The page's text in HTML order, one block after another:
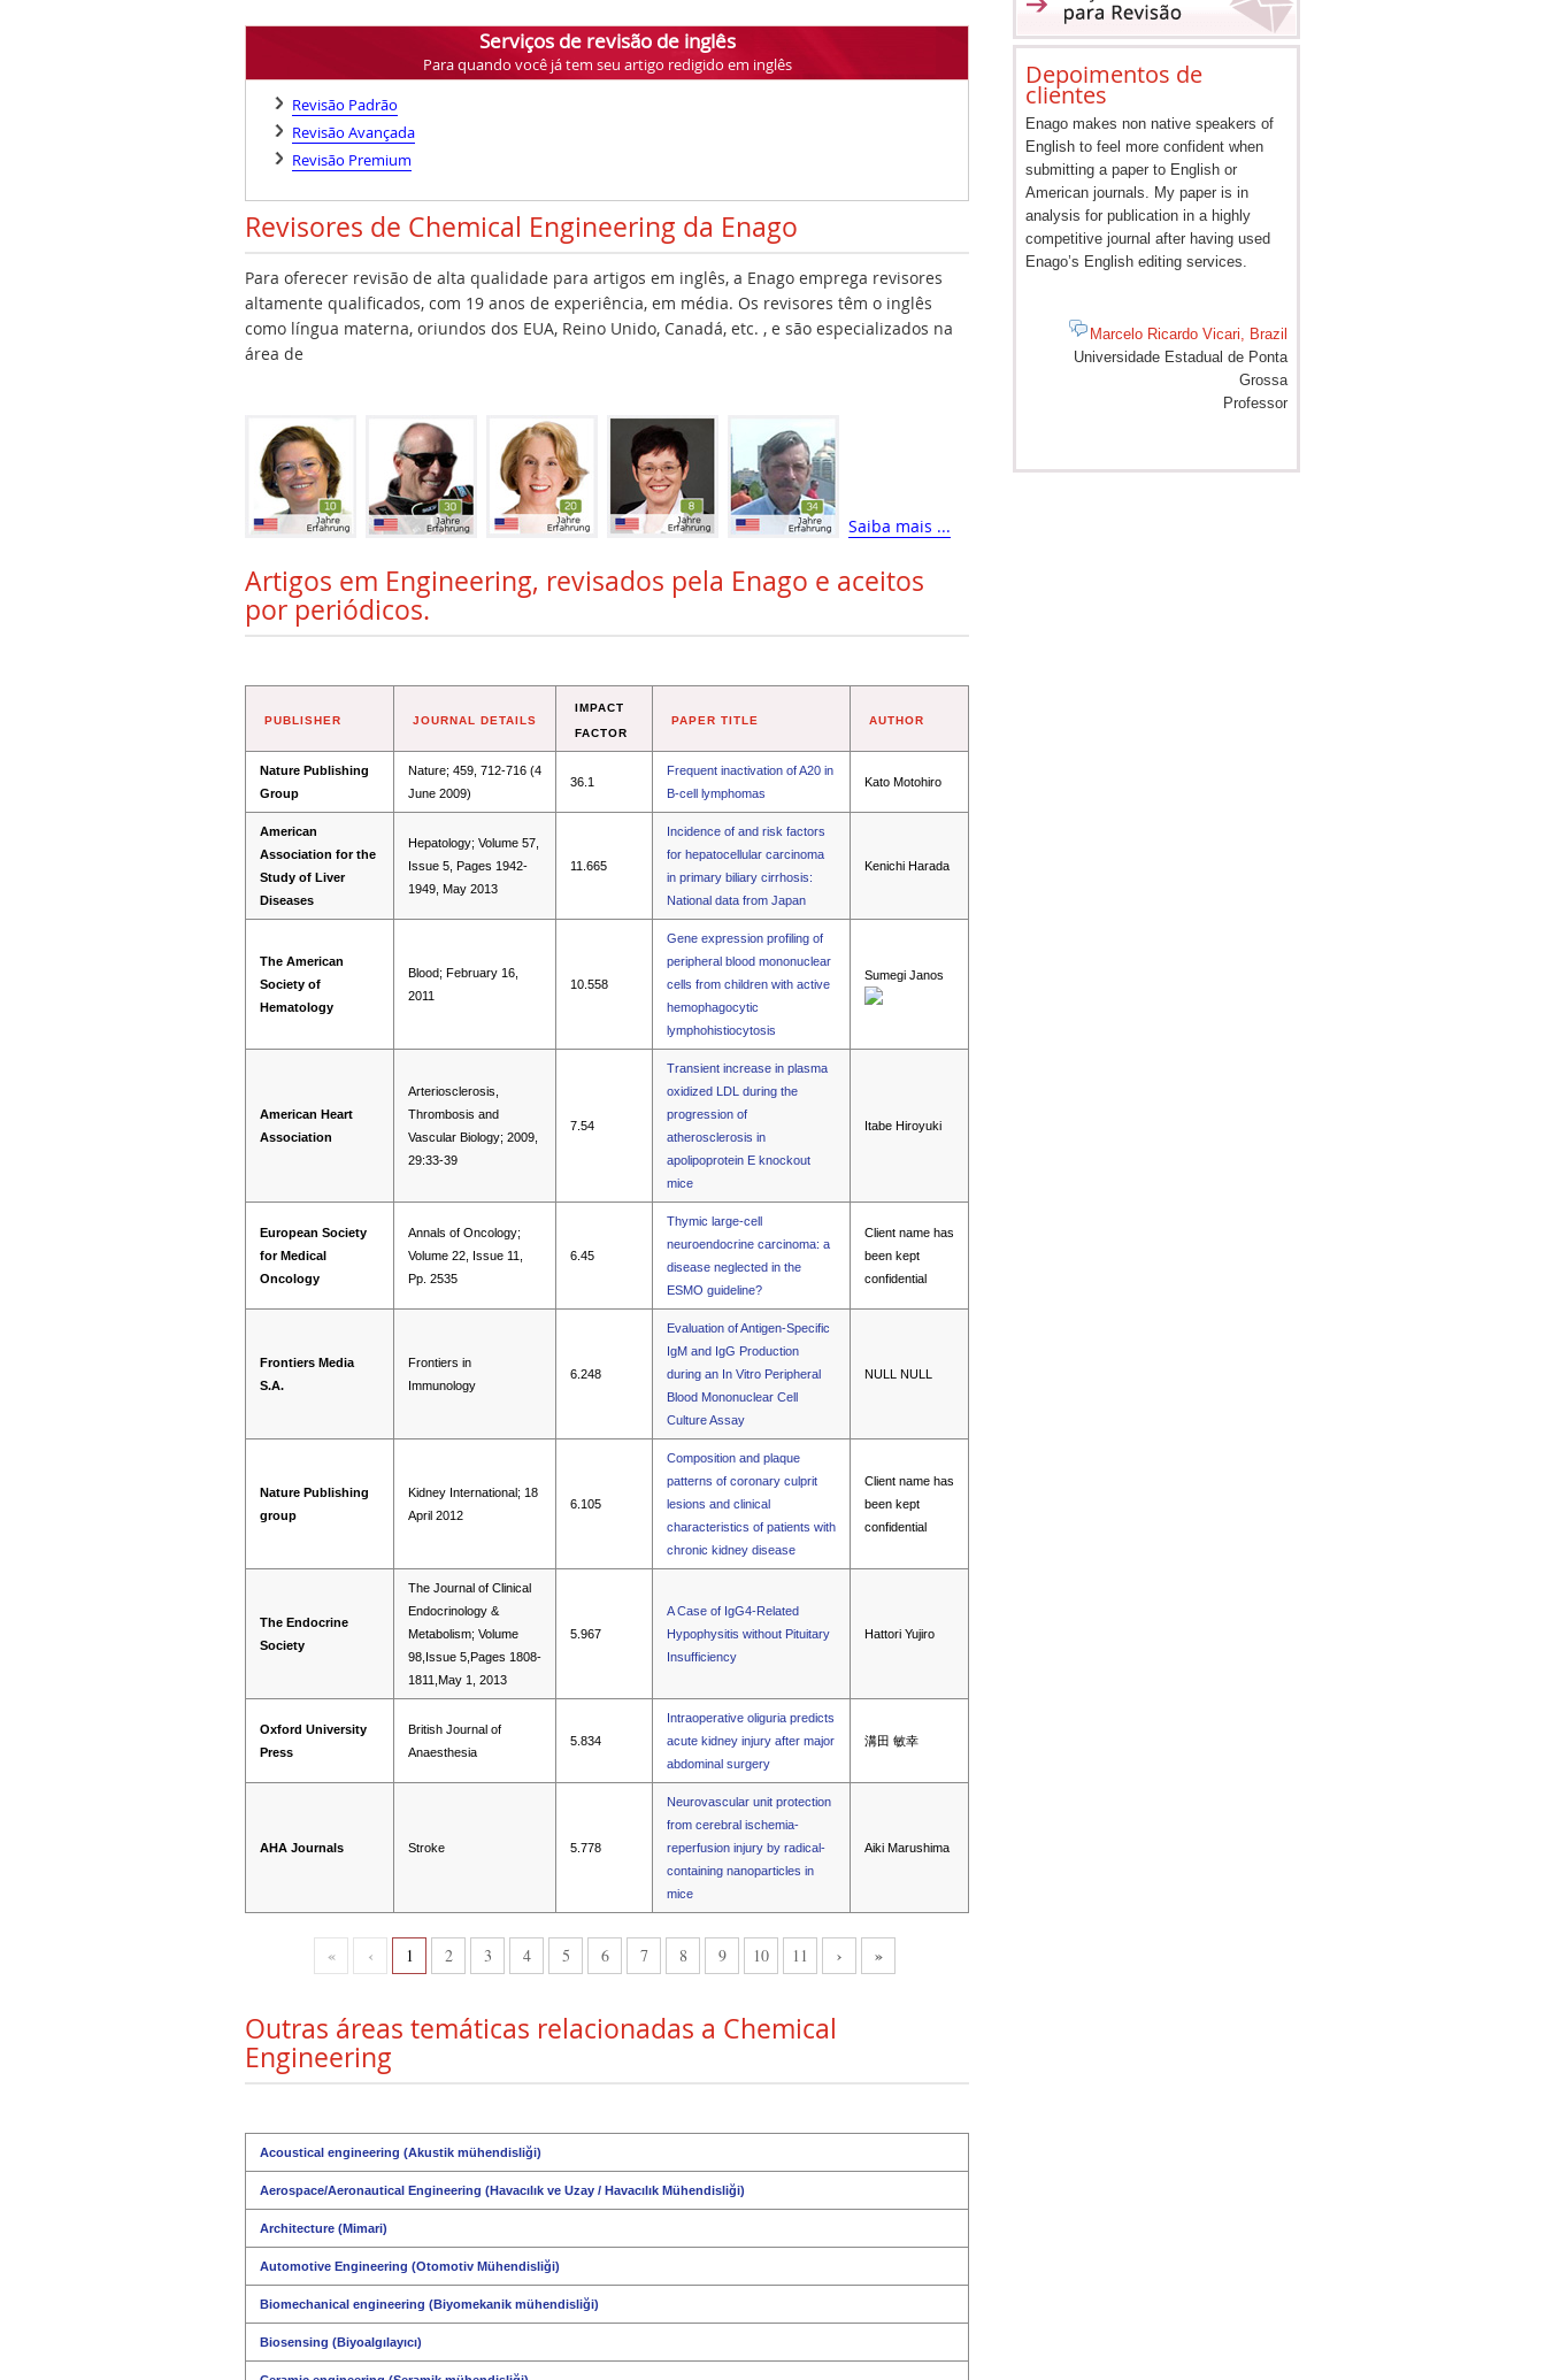
Serviços de revisão de inglês
Para quando você já tem seu artigo redigido em inglês
Revisão Padrão
Revisão Avançada
Revisão Premium
Revisores de Chemical Engineering da Enago
Para oferecer revisão de alta qualidade para artigos em inglês, a Enago emprega revisores
altamente qualificados, com 19 anos de experiência, em média. Os revisores têm o inglês
como língua materna, oriundos dos EUA, Reino Unido, Canadá, etc. , e são especializados na
área de
Saiba mais ...
Artigos em Engineering, revisados pela Enago e aceitos
por periódicos.
PUBLISHER JOURNAL DETAILS
IMPACT
FACTOR
PAPER TITLE AUTHOR
Nature Publishing
Group
Nature; 459, 712-716 (4
June 2009)
36.1
Frequent inactivation of A20 in
B-cell lymphomas
Kato Motohiro
American
Association for the
Study of Liver
Diseases
Hepatology; Volume 57,
Issue 5, Pages 1942-
1949, May 2013
11.665
Incidence of and risk factors
for hepatocellular carcinoma
in primary biliary cirrhosis:
National data from Japan
Kenichi Harada
The American
Society of
Hematology
Blood; February 16,
2011
10.558
Gene expression profiling of
peripheral blood mononuclear
cells from children with active
hemophagocytic
lymphohistiocytosis
Sumegi Janos
American Heart
Association
Arteriosclerosis,
Thrombosis and
Vascular Biology; 2009,
29:33-39
7.54
Transient increase in plasma
oxidized LDL during the
progression of
atherosclerosis in
apolipoprotein E knockout
mice
Itabe Hiroyuki
European Society
for Medical
Oncology
Annals of Oncology;
Volume 22, Issue 11,
Pp. 2535
6.45
Thymic large-cell
neuroendocrine carcinoma: a
disease neglected in the
ESMO guideline?
Client name has
been kept
confidential
Frontiers Media
S.A.
Frontiers in
Immunology
6.248
Evaluation of Antigen-Specific
IgM and IgG Production
during an In Vitro Peripheral
Blood Mononuclear Cell
Culture Assay
NULL NULL
Nature Publishing
group
Kidney International; 18
April 2012
6.105
Composition and plaque
patterns of coronary culprit
lesions and clinical
characteristics of patients with
chronic kidney disease
Client name has
been kept
confidential
The Endocrine
Society
The Journal of Clinical
Endocrinology &
Metabolism; Volume
98,Issue 5,Pages 1808-
1811,May 1, 2013
5.967
A Case of IgG4-Related
Hypophysitis without Pituitary
Insufficiency
Hattori Yujiro
Oxford University
Press
British Journal of
Anaesthesia
5.834
Intraoperative oliguria predicts
acute kidney injury after major
abdominal surgery
溝田 敏幸
AHA Journals Stroke 5.778
Neurovascular unit protection
from cerebral ischemia-
reperfusion injury by radical-
containing nanoparticles in
mice
Aiki Marushima
« ‹ 1 2 3 4 5 6 7 8 9 10 11 › »
Outras áreas temáticas relacionadas a Chemical
Engineering
Acoustical engineering (Akustik mühendisliği)
Aerospace/Aeronautical Engineering (Havacılık ve Uzay / Havacılık Mühendisliği)
Architecture (Mimari)
Automotive Engineering (Otomotiv Mühendisliği)
Biomechanical engineering (Biyomekanik mühendisliği)
Biosensing (Biyoalgılayıcı)
Depoimentos de
clientes
Enago makes non native speakers of
English to feel more confident when
submitting a paper to English or
American journals. My paper is in
analysis for publication in a highly
competitive journal after having used
Enago’s English editing services.
Marcelo Ricardo Vicari, Brazil
Universidade Estadual de Ponta
Grossa
Professor